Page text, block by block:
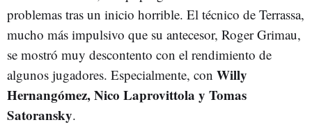
problemas tras un inicio horrible. El técnico de Terrassa,
mucho más impulsivo que su antecesor, Roger Grimau,
se mostró muy descontento con el rendimiento de
algunos jugadores. Especialmente, con Willy
Hernangómez, Nico Laprovittola y Tomas
Satoransky.